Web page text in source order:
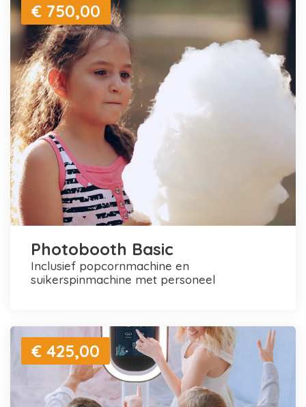
€ 750,00
Photobooth Basic
inclusief popcornmachine en
suikerspinmachine met personeel
€ 425,00